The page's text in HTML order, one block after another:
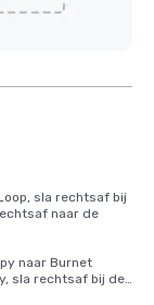
sla rechtsaf bij
naar de
naar Burnet
sla rechtsaf bij de
naar de EVEN-